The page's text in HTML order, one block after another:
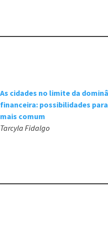
As cidades no limite da
financeira: possibilidades
mais comum
Tarcyla Fidalgo